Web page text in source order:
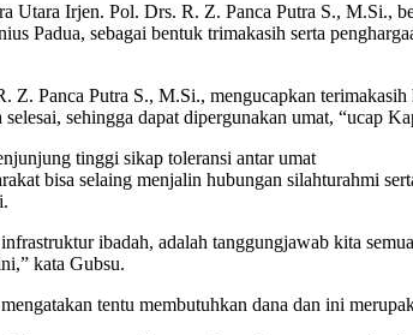
Utara Irjen. Pol. Drs. R. Z. Panca Putra S., M.Si.,
Padua, sebagai bentuk trimakasih serta
Z. Panca Putra S., M.Si., mengucapkan
sehingga dapat dipergunakan umat, “ucap
tinggi sikap toleransi antar umat
bisa selaing menjalin hubungan silahturahmi
ibadah, adalah tanggungjawab kita
kata Gubsu.
tentu membutuhkan dana dan ini